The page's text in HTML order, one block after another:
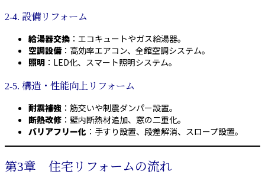
2-4. 設備リフォーム
給湯器交換 ：エコキュートやガス給湯器。
空調設備：高効率エアコン、全館空調システム。
照明 ：LED化、スマート照明システム。
2-5. 構造・性能向上リフォーム
耐震補強 ：筋交いや制震ダンパー設置。
断熱改修 ：壁内断熱材追加、窓の二重化。
バリアフリー化 ：手すり設置、段差解消、スロープ設置。
第3章 住宅リフォームの流れ